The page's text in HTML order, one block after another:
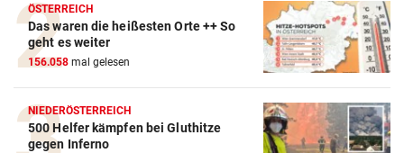
ÖSTERREICH
Das waren die heißesten Orte ++ So
geht es weiter
156.058 mal gelesen
NIEDERÖSTERREICH
500 Helfer kämpfen bei Gluthitze
gegen Inferno